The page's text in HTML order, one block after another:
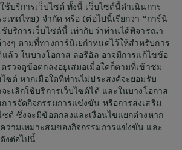
ช้บริการเว็บไซต์ ทั้งนี้ เว็บไซต์นี้ดำเนินการ
เทศไทย) จำกัด หรือ (ต่อไปนี้เรียกว่า “การ์นิ
ช้บริการเว็บไซต์นี้ เท่ากับว่าท่านได้พิจารณา
งๆ ตามที่ทางการ์นิเย่กำหนดไว้ให้สำหรับการ
แล้ว ในบางโอกาส ลอรีอัล อาจมีการแก้ไขข้อ
รวจดูข้อตกลงอยู่เสมอเมื่อใดก็ตามที่เข้าชม
ซต์ หากเมื่อใดที่ท่านไม่ประสงค์จะยอมรับ
ะเลิกใช้บริการเว็บไซต์ได้ และในบางโอกาส
การจัดกิจกรรมการแข่งขัน หรือการส่งเสริม
ซต์ ซึ่งจะมีข้อตกลงและเงื่อนไขแยกต่างหาก
วามเหมาะสมของกิจกรรมการแข่งขัน และ
งต่อไปนี้